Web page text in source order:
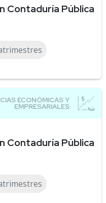
Contaduría Pública
Contaduría Pública